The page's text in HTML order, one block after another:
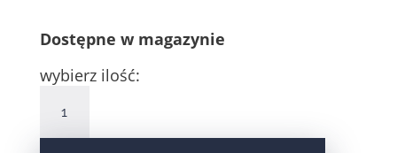
Dostępne w magazynie
wybierz ilość:
Srebrne
pozłacane